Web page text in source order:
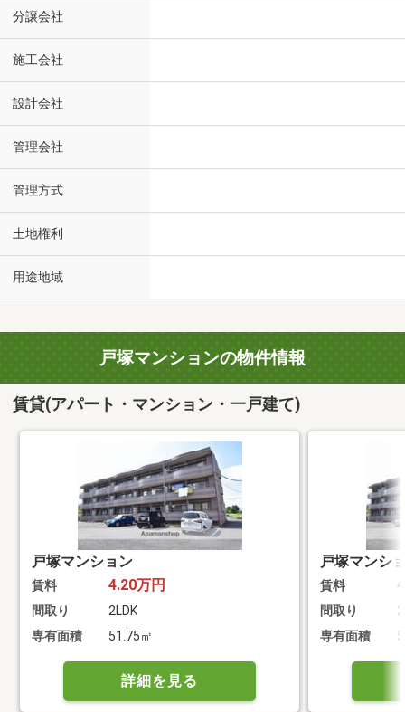
分譲会社
施工会社
設計会社
管理会社
管理方式
土地権利
用途地域
戸塚マンションの物件情報
賃貸(アパート・マンション・一戸建て)
戸塚マンション
賃料 4.20万円
間取り
2LDK
専有面積
51.75㎡
詳細を見る
戸塚マンシ
賃料
間取り
専有面積